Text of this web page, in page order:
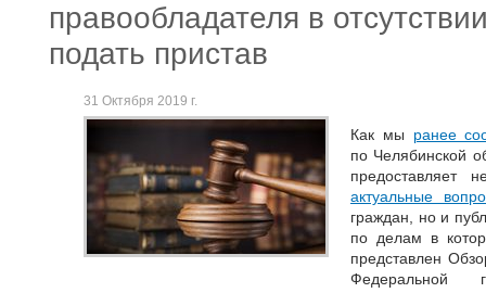
правообладателя в
подать пристав
31 Октября 2019 г.
Как мы ранее
по Челябинской
предоставляет
актуальные
граждан, но и
по делам в
представлен
Федеральной